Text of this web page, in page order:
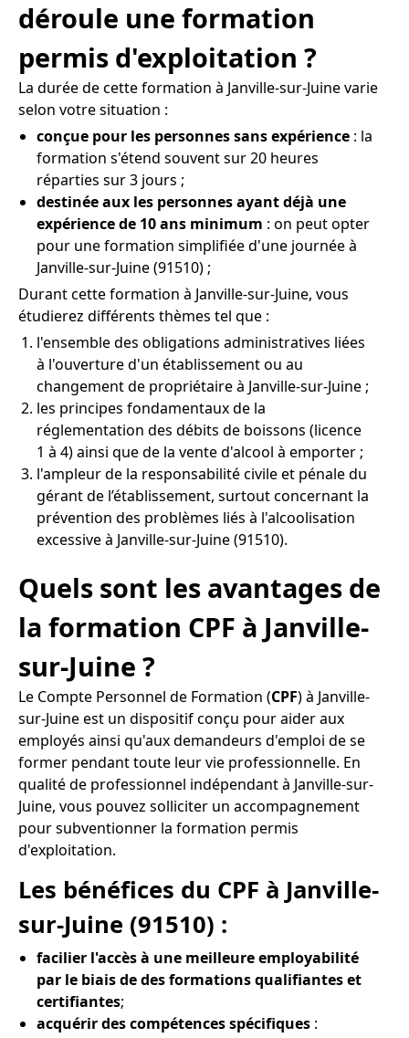
déroule une formation
permis d'exploitation ?
La durée de cette formation à Janville-sur-Juine varie
selon votre situation :
conçue pour les personnes sans expérience : la
formation s'étend souvent sur 20 heures
réparties sur 3 jours ;
destinée aux les personnes ayant déjà une
expérience de 10 ans minimum : on peut opter
pour une formation simplifiée d'une journée à
Janville-sur-Juine (91510) ;
Durant cette formation à Janville-sur-Juine, vous
étudierez différents thèmes tel que :
l'ensemble des obligations administratives liées
à l'ouverture d'un établissement ou au
changement de propriétaire à Janville-sur-Juine ;
les principes fondamentaux de la
réglementation des débits de boissons (licence
1 à 4) ainsi que de la vente d'alcool à emporter ;
l'ampleur de la responsabilité civile et pénale du
gérant de l’établissement, surtout concernant la
prévention des problèmes liés à l'alcoolisation
excessive à Janville-sur-Juine (91510).
Quels sont les avantages de
la formation CPF à Janville-
sur-Juine ?
Le Compte Personnel de Formation (CPF) à Janville-
sur-Juine est un dispositif conçu pour aider aux
employés ainsi qu'aux demandeurs d'emploi de se
former pendant toute leur vie professionnelle. En
qualité de professionnel indépendant à Janville-sur-
Juine, vous pouvez solliciter un accompagnement
pour subventionner la formation permis
d'exploitation.
Les bénéfices du CPF à Janville-
sur-Juine (91510) :
facilier l'accès à une meilleure employabilité
par le biais de des formations qualifiantes et
certifiantes;
acquérir des compétences spécifiques :